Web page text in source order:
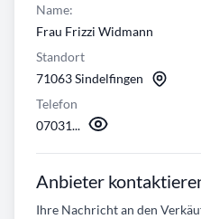
Name:
Frau Frizzi Widmann
Standort
71063 Sindelfingen
Telefon
07031...
Anbieter
Ihre Nachricht an den